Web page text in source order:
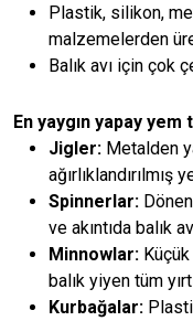
Plastik, silikon,
malzemelerden
Balık avı için çok
En yaygın yapay
Jigler: Metalden
ağırlıklandırılmış
Spinnerlar:
ve akıntıda balık
Minnowlar:
balık yiyen tüm
Kurbağalar: